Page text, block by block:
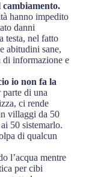
hanno impedito
danni
testa, nel fatto
abitudini sane,
di informazione e
io non fa la
parte di una
ci rende
villaggi da 50
50 sistemarlo.
di qualcun
l’acqua mentre
per cibi